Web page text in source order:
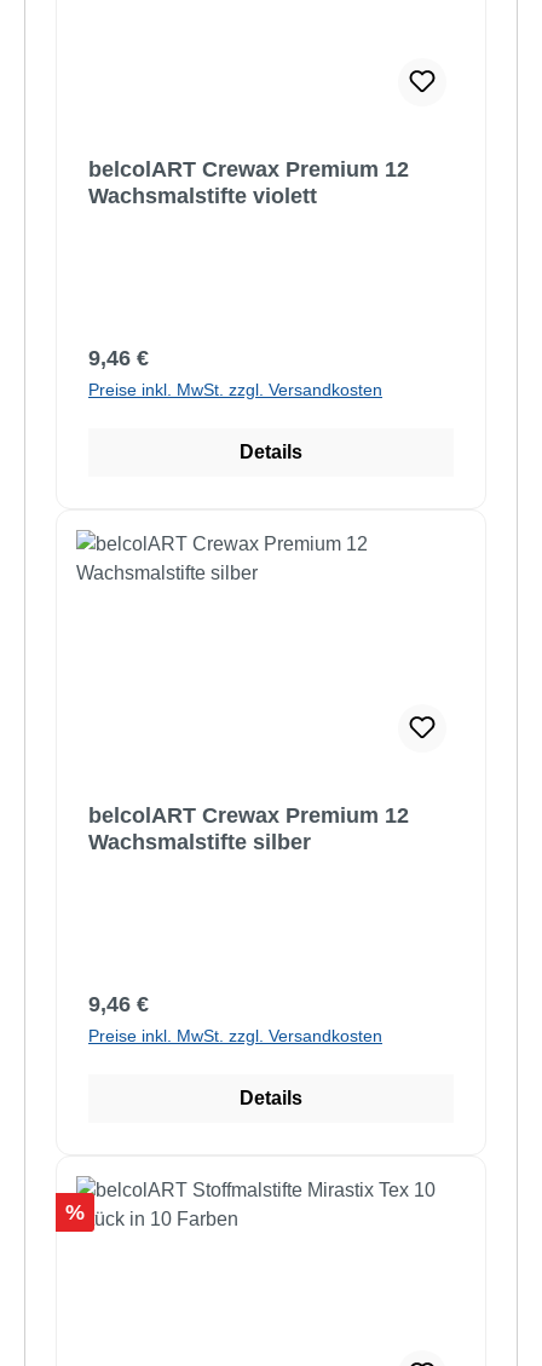
belcolART Crewax Premium 12
Wachsmalstifte violett
Regulärer Preis:
9,46 €
Preise inkl. MwSt. zzgl. Versandkosten
Details
belcolART Crewax Premium 12
Wachsmalstifte silber
Regulärer Preis:
9,46 €
Preise inkl. MwSt. zzgl. Versandkosten
Details
Rabatt
%